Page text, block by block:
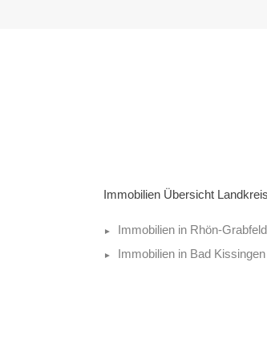
Immobilien Übersicht
Immobilien in Rhön-Grabfeld
Immobilien in Bad Kissingen